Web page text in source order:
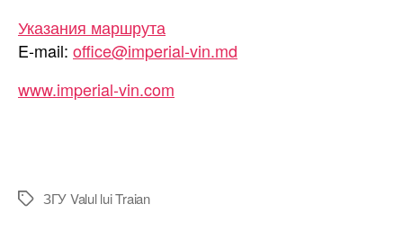
Указания маршрута
E-mail: office@imperial-vin.md
www.imperial-vin.com
МеткиЗГУ Valul lui Traian